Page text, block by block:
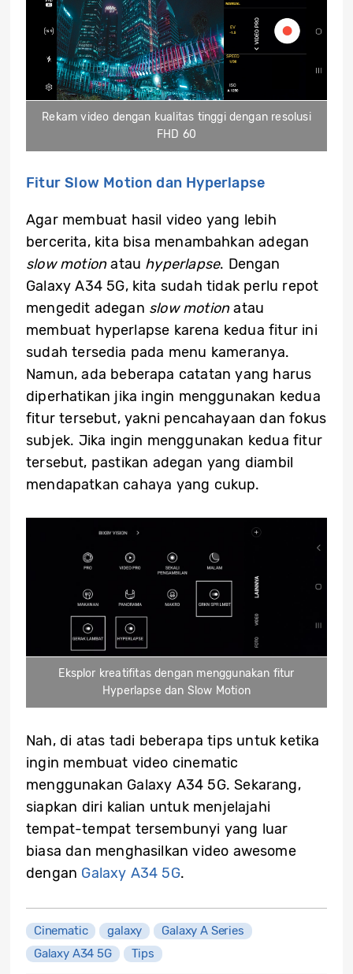
Rekam video dengan kualitas tinggi dengan resolusi
FHD 60
Fitur Slow Motion dan Hyperlapse
Agar membuat hasil video yang lebih
bercerita, kita bisa menambahkan adegan
slow motionatau hyperlapse. Dengan
Galaxy A34 5G, kita sudah tidak perlu repot
mengedit adegan slow motionatau
membuat hyperlapse karena kedua fitur ini
sudah tersedia pada menu kameranya.
Namun, ada beberapa catatan yang harus
diperhatikan jika ingin menggunakan kedua
fitur tersebut, yakni pencahayaan dan fokus
subjek. Jika ingin menggunakan kedua fitur
tersebut, pastikan adegan yang diambil
mendapatkan cahaya yang cukup.
Eksplor kreatifitas dengan menggunakan fitur
Hyperlapse dan Slow Motion
Nah, di atas tadi beberapa tips untuk ketika
ingin membuat video cinematic
menggunakan Galaxy A34 5G. Sekarang,
siapkan diri kalian untuk menjelajahi
tempat-tempat tersembunyi yang luar
biasa dan menghasilkan video awesome
dengan Galaxy A34 5G.
Cinematic galaxy
Galaxy A Series
Galaxy A34 5G
Tips